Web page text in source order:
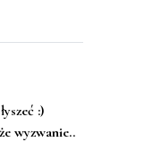
:)
wyzwanie..